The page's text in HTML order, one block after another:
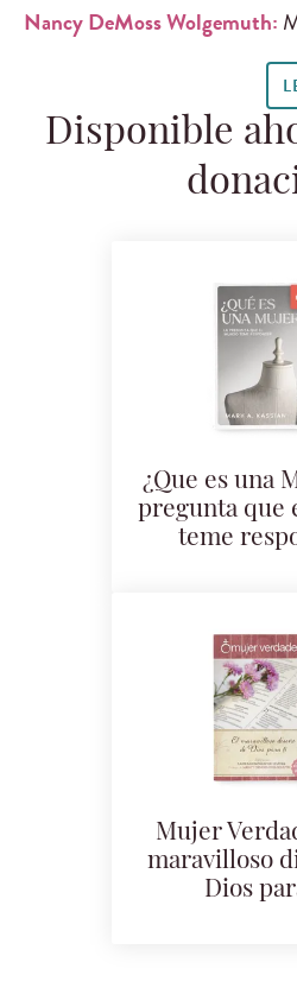
Nancy DeMoss Wolgemuth:
Disponible
¿Que es una
pregunta que
teme
Mujer
maravilloso
Dios